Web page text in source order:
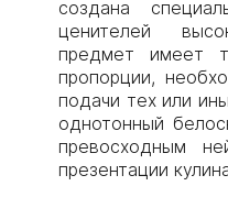
создана
ценителей
предмет имеет
пропорции,
подачи тех или
однотонный
превосходным
презентации